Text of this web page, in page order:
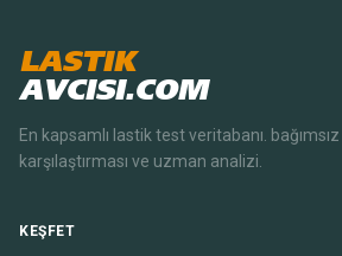
LASTIK
AVCISI.COM
En kapsamlı lastik test veritabanı.
karşılaştırması ve uzman analizi.
KEŞFET